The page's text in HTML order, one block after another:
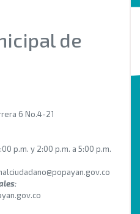
de
6 No.4-21
p.m. y 2:00 p.m. a 5:00 p.m.